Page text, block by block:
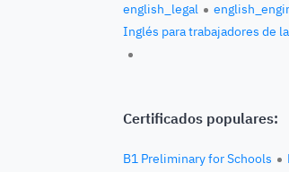
english_legal
Inglés para trabajadores de
Certificados populares:
B1 Preliminary for Schools